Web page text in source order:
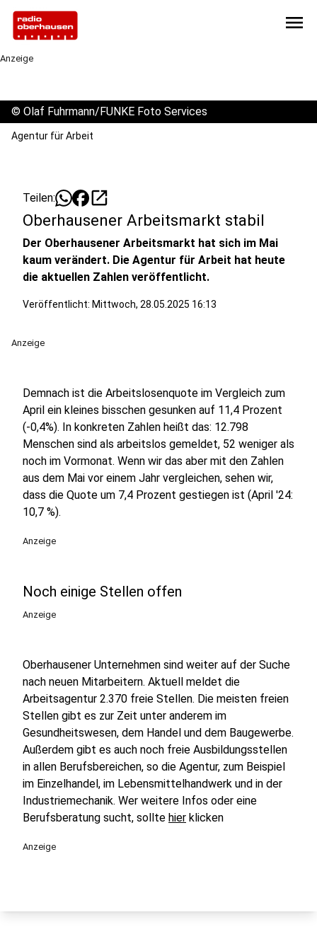
menu
Anzeige
© Olaf Fuhrmann/FUNKE Foto Services
Agentur für Arbeit
Teilen: open_in_new
Oberhausener Arbeitsmarkt stabil
Der Oberhausener Arbeitsmarkt hat sich im Mai
kaum verändert. Die Agentur für Arbeit hat heute
die aktuellen Zahlen veröffentlicht.
Veröffentlicht: Mittwoch, 28.05.2025 16:13
Anzeige
Demnach ist die Arbeitslosenquote im Vergleich zum
April ein kleines bisschen gesunken auf 11,4 Prozent
(-0,4%). In konkreten Zahlen heißt das: 12.798
Menschen sind als arbeitslos gemeldet, 52 weniger als
noch im Vormonat. Wenn wir das aber mit den Zahlen
aus dem Mai vor einem Jahr vergleichen, sehen wir,
dass die Quote um 7,4 Prozent gestiegen ist (April '24:
10,7 %).
Anzeige
Noch einige Stellen offen
Anzeige
Oberhausener Unternehmen sind weiter auf der Suche
nach neuen Mitarbeitern. Aktuell meldet die
Arbeitsagentur 2.370 freie Stellen. Die meisten freien
Stellen gibt es zur Zeit unter anderem im
Gesundheitswesen, dem Handel und dem Baugewerbe.
Außerdem gibt es auch noch freie Ausbildungsstellen
in allen Berufsbereichen, so die Agentur, zum Beispiel
im Einzelhandel, im Lebensmittelhandwerk und in der
Industriemechanik. Wer weitere Infos oder eine
Berufsberatung sucht, sollte hier klicken
Anzeige